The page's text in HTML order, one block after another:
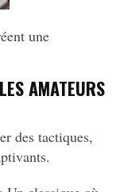
une
AMATEURS
des tactiques,